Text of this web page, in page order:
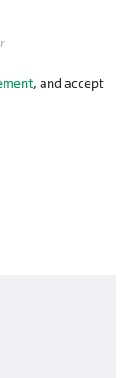
, and accept